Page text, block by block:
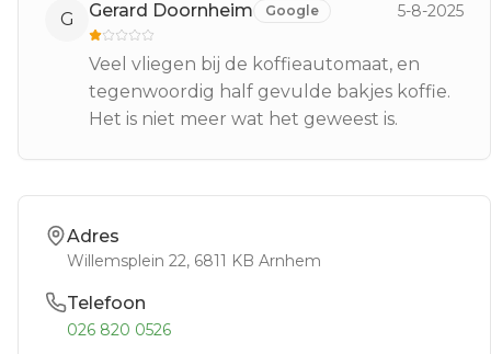
G Gerard Doornheim Google 5-8-2025
Veel vliegen bij de koffieautomaat, en
tegenwoordig half gevulde bakjes koffie.
Het is niet meer wat het geweest is.
Adres
Willemsplein 22, 6811 KB Arnhem
Telefoon
026 820 0526